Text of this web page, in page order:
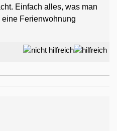
Einfach alles, was man
Ferienwohnung